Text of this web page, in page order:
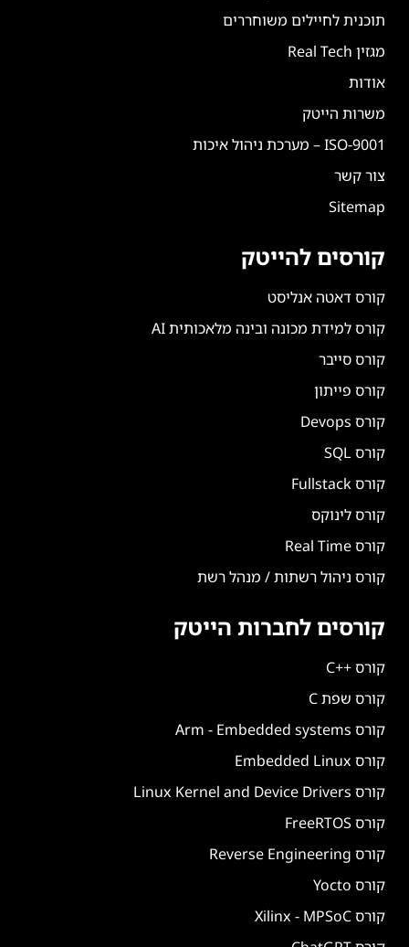
תוכנית לחיילים משוחררים
מגזין Real Tech
אודות
משרות הייטק
ISO-9001 – מערכת ניהול איכות
צור קשר
Sitemap
קורסים להייטק
קורס דאטה אנליסט
קורס למידת מכונה ובינה מלאכותית AI
קורס סייבר
קורס פייתון
קורס Devops
קורס SQL
קורס Fullstack
קורס לינוקס
קורס Real Time
קורס ניהול רשתות / מנהל רשת
קורסים לחברות הייטק
קורס ++C
קורס שפת C
קורס Arm - Embedded systems
קורס Embedded Linux
קורס Linux Kernel and Device Drivers
קורס FreeRTOS
קורס Reverse Engineering
קורס Yocto
קורס Xilinx - MPSoC